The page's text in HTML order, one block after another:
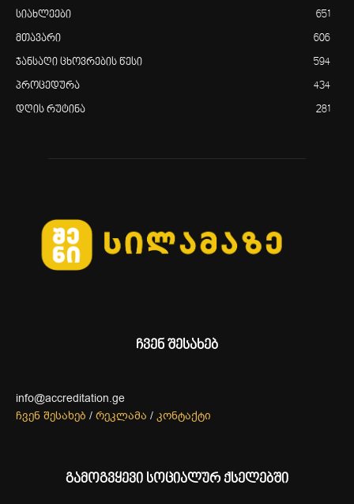
სიახლეები 651
მთავარი 606
ჯანსაღი ცხოვრების წესი 594
პროცედურა 434
დღის რუტინა 281
ჩვენ შესახებ
info@accreditation.ge
ჩვენ შესახებ / რეკლამა / კონტაქტი
გამოგვყევი სოციალურ ქსელებში